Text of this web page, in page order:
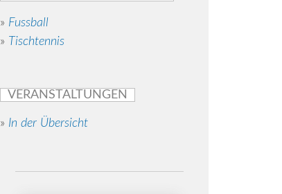
» Fussball
» Tischtennis
VERANSTALTUNGEN
» In der Übersicht